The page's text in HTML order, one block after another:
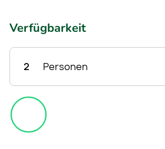
Verfügbarkeit
2 Personen